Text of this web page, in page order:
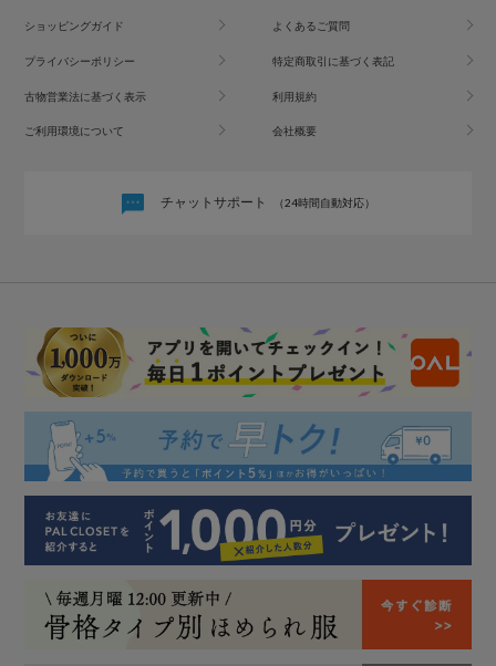
ショッピングガイド よくあるご質問
プライバシーポリシー 特定商取引に基づく表記
古物営業法に基づく表示 利用規約
ご利用環境について 会社概要
チャットサポート （24時間自動対応）